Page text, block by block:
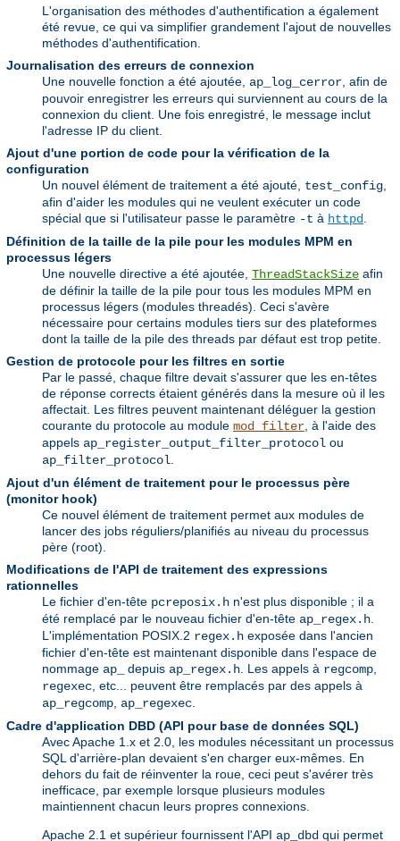
L'organisation des méthodes d'authentification a également
été revue, ce qui va simplifier grandement l'ajout de nouvelles
méthodes d'authentification.
Journalisation des erreurs de connexion
Une nouvelle fonction a été ajoutée, ap_log_cerror , afin de
pouvoir enregistrer les erreurs qui surviennent au cours de la
connexion du client. Une fois enregistré, le message inclut
l'adresse IP du client.
Ajout d'une portion de code pour la vérification de la
configuration
Un nouvel élément de traitement a été ajouté, test_config
afin d'aider les modules qui ne veulent exécuter un code
spécial que si l'utilisateur passe le paramètre -t à httpd
Définition de la taille de la pile pour les modules MPM en
processus légers
Une nouvelle directive a été ajoutée, ThreadStackSize afin
de définir la taille de la pile pour tous les modules MPM en
processus légers (modules threadés). Ceci s'avère
nécessaire pour certains modules tiers sur des plateformes
dont la taille de la pile des threads par défaut est trop petite.
Gestion de protocole pour les filtres en sortie
Par le passé, chaque filtre devait s'assurer que les en-têtes
de réponse corrects étaient générés dans la mesure où il les
affectait. Les filtres peuvent maintenant déléguer la gestion
courante du protocole au module mod_filter , à l'aide des
appels ap_register_output_filter_protocol ou
ap_filter_protocol
Ajout d'un élément de traitement pour le processus père
(monitor hook)
Ce nouvel élément de traitement permet aux modules de
lancer des jobs réguliers/planifiés au niveau du processus
père (root).
Modifications de l'API de traitement des expressions
rationnelles
Le fichier d'en-tête pcreposix.h n'est plus disponible ; il a
été remplacé par le nouveau fichier d'en-tête ap_regex.h
L'implémentation POSIX.2 regex.h exposée dans l'ancien
fichier d'en-tête est maintenant disponible dans l'espace de
nommage ap_ depuis ap_regex.h . Les appels à regcomp
regexec , etc... peuvent être remplacés par des appels à
ap_regcomp ap_regexec
Cadre d'application DBD (API pour base de données SQL)
Avec Apache 1.x et 2.0, les modules nécessitant un processus
SQL d'arrière-plan devaient s'en charger eux-mêmes. En
dehors du fait de réinventer la roue, ceci peut s'avérer très
inefficace, par exemple lorsque plusieurs modules
maintiennent chacun leurs propres connexions.
Apache 2.1 et supérieur fournissent l'API ap_dbd qui permet